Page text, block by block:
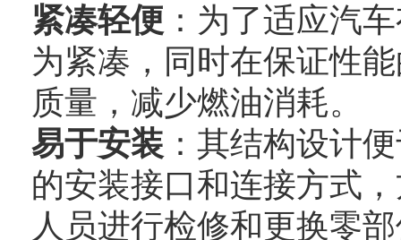
紧凑轻便 ：为了适应汽
为紧凑，同时在保证性
质量，减少燃油消耗。
易于安装 ：其结构设计
的安装接口和连接方式
人员进行检修和更换零